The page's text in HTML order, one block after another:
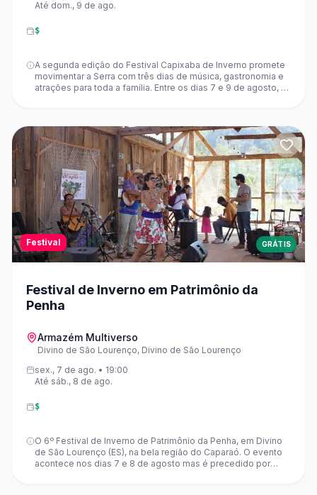
Até dom., 9 de ago.
$
A segunda edição do Festival Capixaba de Inverno promete
movimentar a Serra com três dias de música, gastronomia e
atrações para toda a família. Entre os dias 7 e 9 de agosto, o
Festival GRÁTIS
Festival de Inverno em Patrimônio da
Penha
Armazém Multiverso
Divino de São Lourenço, Divino de São Lourenço
sex., 7 de ago. • 19:00
Até sáb., 8 de ago.
$
O 6º Festival de Inverno de Patrimônio da Penha, em Divino
de São Lourenço (ES), na bela região do Caparaó. O evento
acontece nos dias 7 e 8 de agosto mas é precedido por